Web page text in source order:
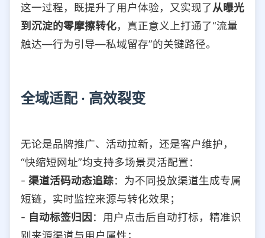
这一过程，既提升了用户体验，又实现了从曝光
到沉淀的零摩擦转化，真正意义上打通了“流量
触达—行为引导—私域留存”的关键路径。
全域适配 · 高效裂变
无论是品牌推广、活动拉新，还是客户维护，
“快缩短网址”均支持多场景灵活配置：
- 渠道活码动态追踪：为不同投放渠道生成专属
短链，实时监控来源与转化效果；
- 自动标签归因：用户点击后自动打标，精准识
别来源渠道与用户属性；